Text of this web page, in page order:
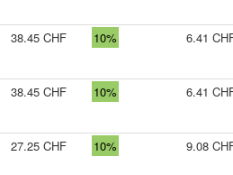
38.45 CHF 10% 6.41
38.45 CHF 10% 6.41
27.25 CHF 10% 9.08